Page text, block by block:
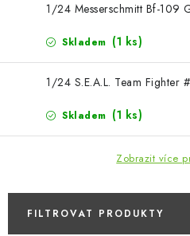
PRODÁVANÉ ZNAČKY
O nás Moje objednávka
Obchodní podmínky
Podmínky
Reklamační řád
Velkoobchod
Převodník modelářských barev
Výstavy 2026
1/24 Messerschmitt Bf-109
Skladem (1 ks)
1/24 S.E.A.L. Team Fighter
Skladem (1 ks)
Zobrazit více
FILTROVAT PRODUKTY